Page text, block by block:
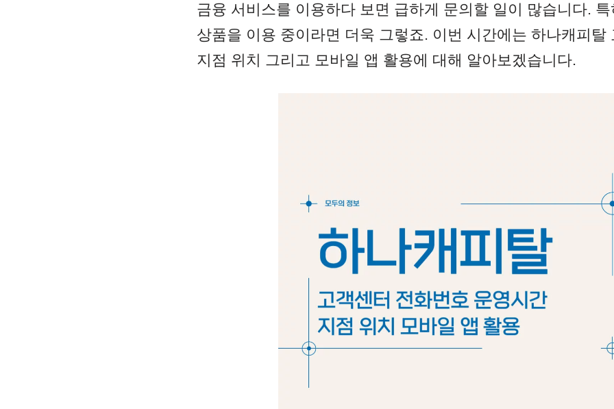
금융 서비스를 이용하다 보면 급하게 문의할 일이 많습니다.
상품을 이용 중이라면 더욱 그렇죠. 이번 시간에는 하나캐피탈
지점 위치 그리고 모바일 앱 활용에 대해 알아보겠습니다.